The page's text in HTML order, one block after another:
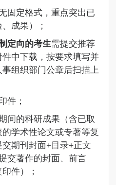
固定格式，重点突出已
成果）；
定向的考生需提交推荐
中下载，按要求填写并
组织部门公章后扫描上
件；
间的科研成果（含已取
学术性论文或专著等复
期刊封面+目录+正文
交著作的封面、前言
件）；